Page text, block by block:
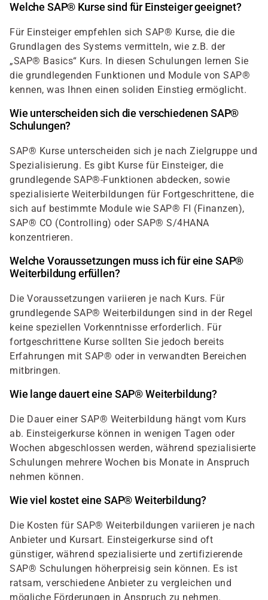
Welche SAP® Kurse sind für Einsteiger geeignet?
Für Einsteiger empfehlen sich SAP® Kurse, die die
Grundlagen des Systems vermitteln, wie z.B. der
„SAP® Basics“ Kurs. In diesen Schulungen lernen Sie
die grundlegenden Funktionen und Module von SAP®
kennen, was Ihnen einen soliden Einstieg ermöglicht.
Wie unterscheiden sich die verschiedenen SAP®
Schulungen?
SAP® Kurse unterscheiden sich je nach Zielgruppe und
Spezialisierung. Es gibt Kurse für Einsteiger, die
grundlegende SAP®-Funktionen abdecken, sowie
spezialisierte Weiterbildungen für Fortgeschrittene, die
sich auf bestimmte Module wie SAP® FI (Finanzen),
SAP® CO (Controlling) oder SAP® S/4HANA
konzentrieren.
Welche Voraussetzungen muss ich für eine SAP®
Weiterbildung erfüllen?
Die Voraussetzungen variieren je nach Kurs. Für
grundlegende SAP® Weiterbildungen sind in der Regel
keine speziellen Vorkenntnisse erforderlich. Für
fortgeschrittene Kurse sollten Sie jedoch bereits
Erfahrungen mit SAP® oder in verwandten Bereichen
mitbringen.
Wie lange dauert eine SAP® Weiterbildung?
Die Dauer einer SAP® Weiterbildung hängt vom Kurs
ab. Einsteigerkurse können in wenigen Tagen oder
Wochen abgeschlossen werden, während spezialisierte
Schulungen mehrere Wochen bis Monate in Anspruch
nehmen können.
Wie viel kostet eine SAP® Weiterbildung?
Die Kosten für SAP® Weiterbildungen variieren je nach
Anbieter und Kursart. Einsteigerkurse sind oft
günstiger, während spezialisierte und zertifizierende
SAP® Schulungen höherpreisig sein können. Es ist
ratsam, verschiedene Anbieter zu vergleichen und
mögliche Förderungen in Anspruch zu nehmen.